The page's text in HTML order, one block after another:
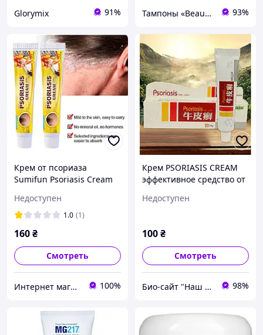
Glorymix 91% Тампоны «Beautiful Life» 93%
Крем от псориаза
Sumifun Psoriasis Cream
Недоступен
1.0 (1)
160₴
Смотреть
Интернет магазин "Ваше здоровье" - продукция из Китая 100%
Крем PSORIASIS CREAM
эффективное средство от
опоясывающего лишая,
Недоступен
100₴
Смотреть
Био-сайт "Наш Восток" 98%